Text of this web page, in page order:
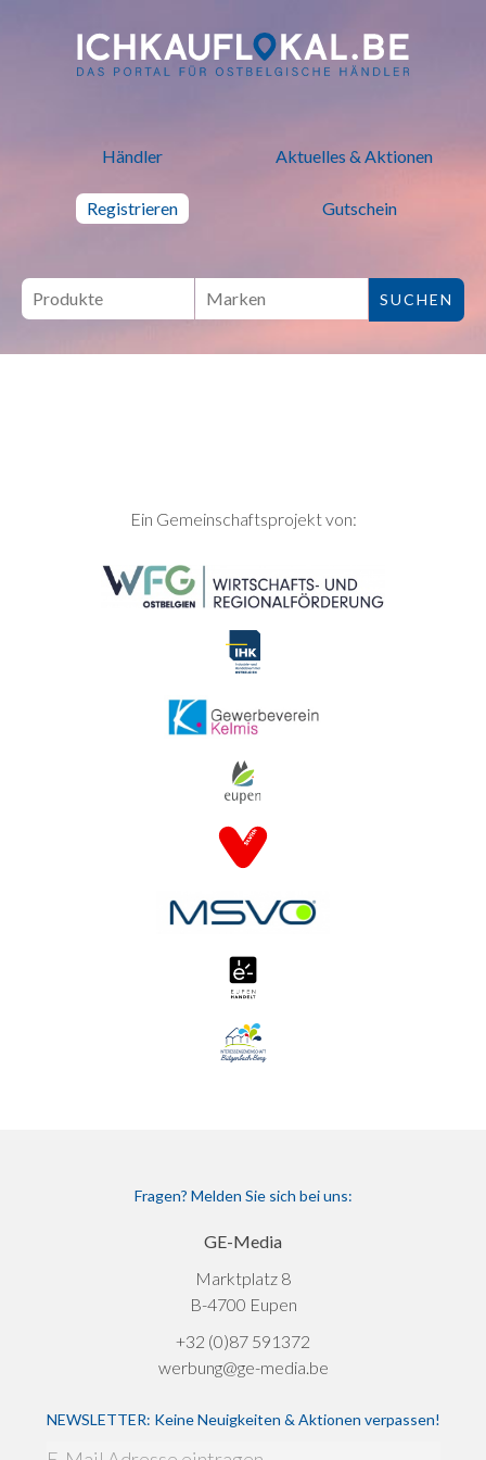
ich kauf lokal - Bei lokalen
Händler Aktuelles & Aktionen
Registrieren Gutschein
SEITENFUSSEin Gemeinschaftsprojekt von:
Fragen? Melden Sie sich bei uns:
GE-Media
Marktplatz 8
B-4700 Eupen
+32 (0)87 591372
werbung@ge-media.be
NEWSLETTER: Keine Neuigkeiten & Aktionen verpassen!